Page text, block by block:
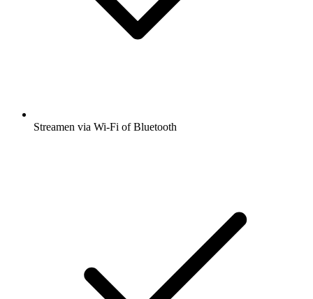
Streamen via Wi-Fi of Bluetooth